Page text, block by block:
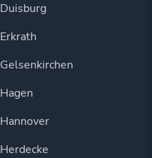
Duisburg
Erkrath
Gelsenkirchen
Hagen
Hannover
Herdecke